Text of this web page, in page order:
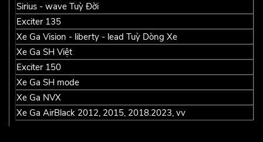
Sirius - wave Tuỳ Đời
Exciter 135
Xe Ga Vision - liberty - lead Tuỳ Dòng Xe
Xe Ga SH Việt
Exciter 150
Xe Ga SH mode
Xe Ga NVX
Xe Ga AirBlack 2012, 2015, 2018.2023, vv